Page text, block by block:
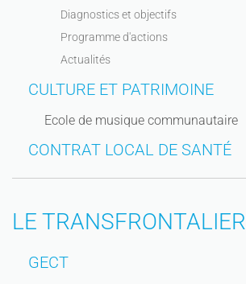
Diagnostics et objectifs
Programme d'actions
Actualités
CULTURE ET PATRIMOINE
Ecole de musique communautaire
CONTRAT LOCAL DE SANTÉ
LE TRANSFRONTALIER
GECT